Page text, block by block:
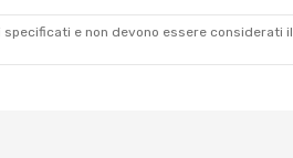
e non devono essere considerati